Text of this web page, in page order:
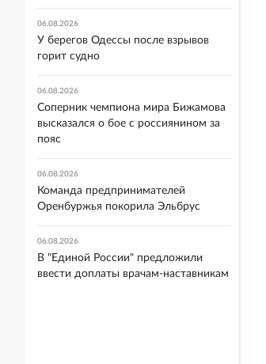
06.08.2026
У берегов Одессы после взрывов
горит судно
06.08.2026
Соперник чемпиона мира Бижамова
высказался о бое с россиянином за
пояс
06.08.2026
Команда предпринимателей
Оренбуржья покорила Эльбрус
06.08.2026
В "Единой России" предложили
ввести доплаты врачам-наставникам